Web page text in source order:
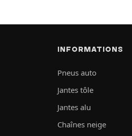
INFORMATIONS
Pneus auto
Jantes tôle
Jantes alu
Chaînes neige